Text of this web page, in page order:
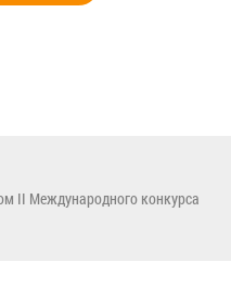
II Международного конкурса